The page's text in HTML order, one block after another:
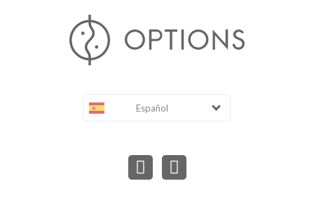
Español